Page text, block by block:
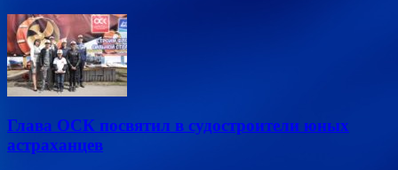
Глава ОСК посвятил в судостроители юных
астраханцев